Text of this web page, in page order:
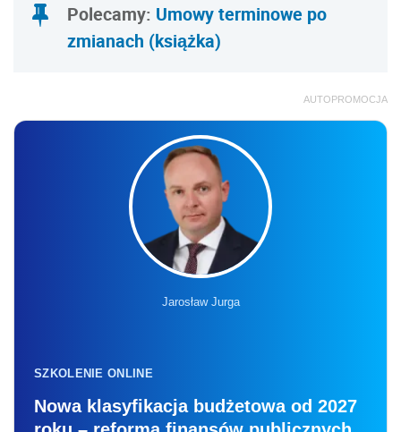
Polecamy: Umowy terminowe po
zmianach (książka)
AUTOPROMOCJA
Jarosław Jurga
SZKOLENIE ONLINE
Nowa klasyfikacja budżetowa od 2027